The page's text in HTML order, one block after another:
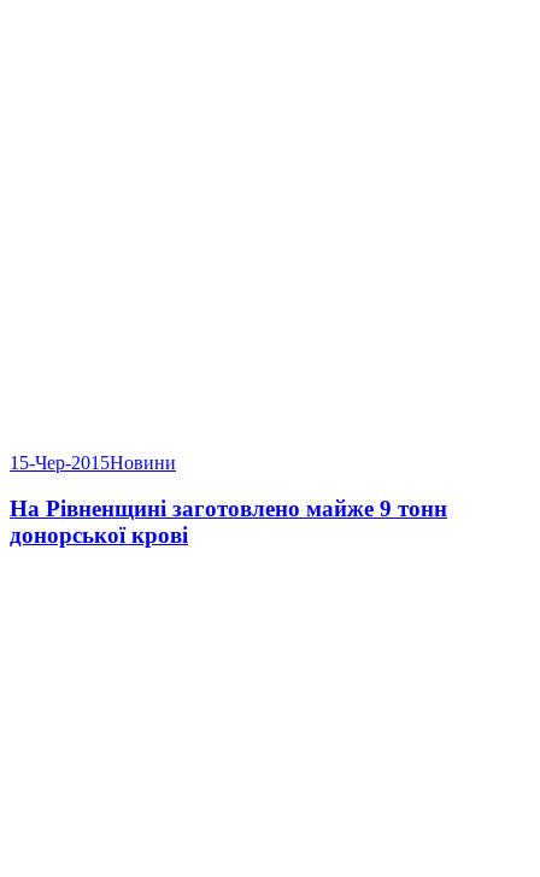
15-Чер-2015Новини
На Рівненщині заготовлено майже 9 тонн
донорської крові